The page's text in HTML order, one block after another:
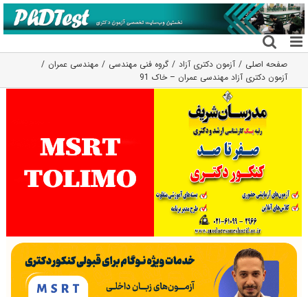
رفتن
به
محتوا
صفحه اصلی آزمون دکتری آزاد گروه فنی مهندسی
مهندسی عمران
آزمون دکتری آزاد مهندسی عمران – خاک 91